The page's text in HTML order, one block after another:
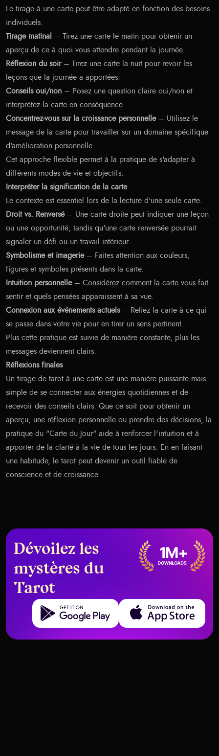
Le tirage à une carte peut être adapté en fonction des besoins
individuels.
Tirage matinal
– Tirez une carte le matin pour obtenir un
aperçu de ce à quoi vous attendre pendant la journée.
Réflexion du soir– Tirez une carte la nuit pour revoir les
leçons que la journée a apportées.
Conseils oui/non – Posez une question claire oui/non et
interprétez la carte en conséquence.
Concentrez-vous sur la croissance personnelle– Utilisez le
message de la carte pour travailler sur un domaine spécifique
d'amélioration personnelle.
Cet approche flexible permet à la pratique de s'adapter à
différents modes de vie et objectifs.
Interpréter la signification de la carte
Le contexte est essentiel lors de la lecture d'une seule carte.
Droit vs. Renversé– Une carte droite peut indiquer une leçon
ou une opportunité, tandis qu'une carte renversée pourrait
signaler un défi ou un travail intérieur.
Symbolisme et imagerie– Faites attention aux couleurs,
figures et symboles présents dans la carte.
Intuition personnelle– Considérez comment la carte vous fait
sentir et quels pensées apparaissent à sa vue.
Connexion aux événements actuels– Reliez la carte à ce qui
se passe dans votre vie pour en tirer un sens pertinent.
Plus cette pratique est suivie de manière constante, plus les
messages deviennent clairs.
Réflexions finales
Un tirage de tarot à une carte est une manière puissante mais
simple de se connecter aux énergies quotidiennes et de
recevoir des conseils clairs. Que ce soit pour obtenir un
aperçu, une réflexion personnelle ou prendre des décisions, la
pratique du "Carte du Jour" aide à renforcer l'intuition et à
apporter de la clarté à la vie de tous les jours. En en faisant
une habitude, le tarot peut devenir un outil fiable de
conscience et de croissance.
Dévoilez les
mystères du
Tarot
Get it on Google Play Download on the App Store